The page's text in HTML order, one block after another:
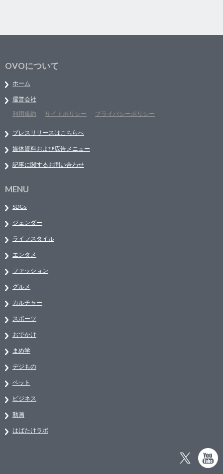
OVOについて
ホーム
運営会社
利用規約
サイトポリシー プライバシーポリシー
プレスリリースはこちらへ
媒体資料および広告メニュー
記事に関するお問い合わせ
MENU
SDGs
ジェンダー
ライフスタイル
エンタメ
ファッション
グルメ
カルチャー
スポーツ
おでかけ
まめ学
デジもの
ペット
ビジネス
動画
はばたけラボ